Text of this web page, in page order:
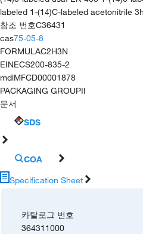
labeled 1-(14)C-labeled acetonitrile
참조 번호C36431
cas75-05-8
FORMULAC2H3N
EINECS200-835-2
mdlMFCD00001878
PACKAGING GROUPII
문서
SDS
COA
Specification Sheet
카탈로그 번호
364311000